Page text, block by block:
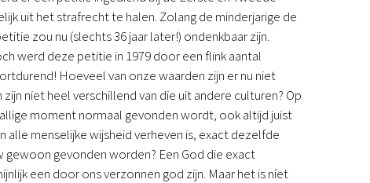
uit het strafrecht te halen. Zolang de minderjarige de
zou nu (slechts 36 jaar later!) ondenkbaar zijn.
werd deze petitie in 1979 door een flink aantal
Hoeveel van onze waarden zijn er nu niet
niet heel verschillend van die uit andere culturen? Op
moment normaal gevonden wordt, ook altijd juist
menselijke wijsheid verheven is, exact dezelfde
gevonden worden? Een God die exact
een door ons verzonnen god zijn. Maar het is níet